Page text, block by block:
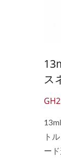
銀
こ
う
ます
ス
ト
ー